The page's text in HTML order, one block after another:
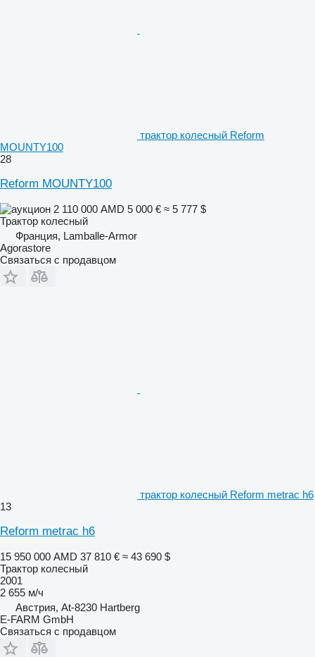
трактор колесный Reform
MOUNTY100
28
Reform MOUNTY100
2 110 000 AMD 5 000 € ≈ 5 777 $
Трактор колесный
Франция, Lamballe-Armor
Agorastore
Связаться с продавцом
трактор колесный Reform metrac h6
13
Reform metrac h6
15 950 000 AMD 37 810 € ≈ 43 690 $
Трактор колесный
2001
2 655 м/ч
Австрия, At-8230 Hartberg
E-FARM GmbH
Связаться с продавцом